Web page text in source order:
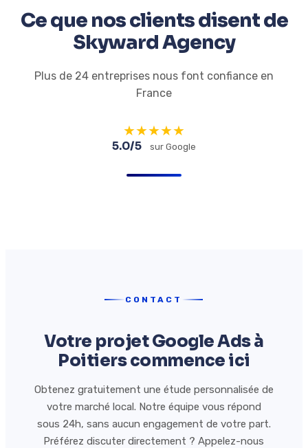
Ce que nos clients disent de
Skyward Agency
Plus de 24 entreprises nous font confiance en
France
★★★★★
5.0/5 sur Google
CONTACT
Votre projet Google Ads à
Poitiers commence ici
Obtenez gratuitement une étude personnalisée de
votre marché local. Notre équipe vous répond
sous 24h, sans aucun engagement de votre part.
Préférez discuter directement ? Appelez-nous